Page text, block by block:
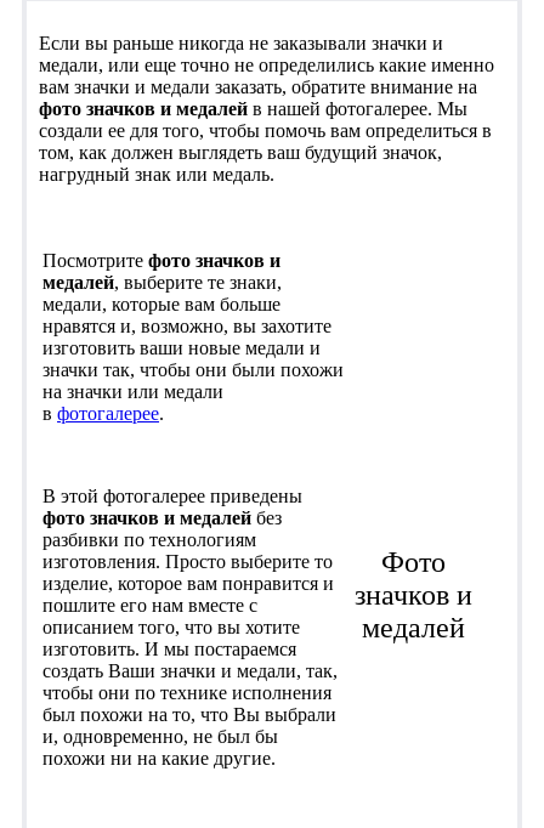
Если вы раньше никогда не заказывали значки и
медали, или еще точно не определились какие именно
вам значки и медали заказать, обратите внимание на
фото значков и медалей в нашей фотогалерее. Мы
создали ее для того, чтобы помочь вам определиться в
том, как должен выглядеть ваш будущий значок,
нагрудный знак или медаль.
Посмотрите фото значков и
медалей, выберите те знаки,
медали, которые вам больше
нравятся и, возможно, вы захотите
изготовить ваши новые медали и
значки так, чтобы они были похожи
на значки или медали
в фотогалерее.
В этой фотогалерее приведены
фото значков и медалей без
разбивки по технологиям
изготовления. Просто выберите то
изделие, которое вам понравится и
пошлите его нам вместе с
описанием того, что вы хотите
изготовить. И мы постараемся
создать Ваши значки и медали, так,
чтобы они по технике исполнения
был похожи на то, что Вы выбрали
и, одновременно, не был бы
похожи ни на какие другие.
Фото
значков и
медалей